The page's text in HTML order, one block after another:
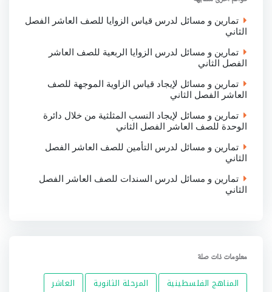
تمارين و مسائل لدرس قياس الزوايا للصف العاشر الفصل
الثاني
تمارين و مسائل لدرس الزوايا الربعية للصف العاشر
الفصل الثاني
تمارين و مسائل لإيجاد قياس الزاوية الموجهة للصف
العاشر الفصل الثاني
تمارين و مسائل لإيجاد النسب المثلثية من خلال دائرة
الوحدة للصف العاشر الفصل الثاني
تمارين و مسائل لدرس التأمين للصف العاشر الفصل
الثاني
تمارين و مسائل لدرس السندات للصف العاشر الفصل
الثاني
معلومات ذات صلة
المناهج الفلسطينية المرحلة الثانوية
العاشر